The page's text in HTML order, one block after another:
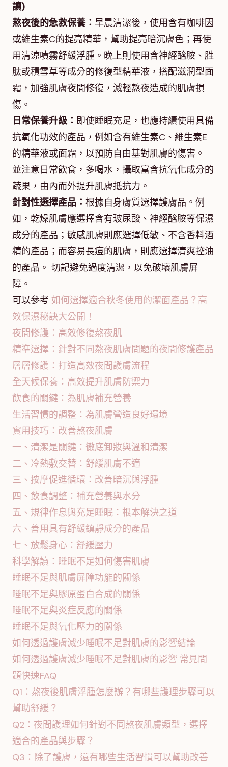
讀)
熬夜後的急救保養： 早晨清潔後，使用含有咖啡因
或維生素C的提亮精華，幫助提亮暗沉膚色；再使
用清涼噴霧舒緩浮腫。晚上則使用含神經醯胺、胜
肽或積雪草等成分的修復型精華液，搭配滋潤型面
霜，加強肌膚夜間修復，減輕熬夜造成的肌膚損
傷。
日常保養升級： 即使睡眠充足，也應持續使用具備
抗氧化功效的產品，例如含有維生素C、維生素E
的精華液或面霜，以預防自由基對肌膚的傷害。
並注意日常飲食，多喝水，攝取富含抗氧化成分的
蔬果，由內而外提升肌膚抵抗力。
針對性選擇產品： 根據自身膚質選擇護膚品。例
如，乾燥肌膚應選擇含有玻尿酸、神經醯胺等保濕
成分的產品；敏感肌膚則應選擇低敏、不含香料酒
精的產品；而容易長痘的肌膚，則應選擇清爽控油
的產品。 切記避免過度清潔，以免破壞肌膚屏
障。
可以參考 如何選擇適合秋冬使用的潔面產品？高
效保濕秘訣大公開！
夜間修護：高效修復熬夜肌
精準選擇：針對不同熬夜肌膚問題的夜間修護產品
層層修護：打造高效夜間護膚流程
全天候保養：高效提升肌膚防禦力
飲食的關鍵：為肌膚補充營養
生活習慣的調整：為肌膚營造良好環境
實用技巧：改善熬夜肌膚
一、清潔是關鍵：徹底卸妝與溫和清潔
二、冷熱敷交替：舒緩肌膚不適
三、按摩促進循環：改善暗沉與浮腫
四、飲食調整：補充營養與水分
五、規律作息與充足睡眠：根本解決之道
六、善用具有舒緩鎮靜成分的產品
七、放鬆身心：舒緩壓力
科學解讀：睡眠不足如何傷害肌膚
睡眠不足與肌膚屏障功能的關係
睡眠不足與膠原蛋白合成的關係
睡眠不足與炎症反應的關係
睡眠不足與氧化壓力的關係
如何透過護膚減少睡眠不足對肌膚的影響結論
如何透過護膚減少睡眠不足對肌膚的影響 常見問
題快速FAQ
Q1：熬夜後肌膚浮腫怎麼辦？有哪些護理步驟可以
幫助舒緩？
Q2：夜間護理如何針對不同熬夜肌膚類型，選擇
適合的產品與步驟？
Q3：除了護膚，還有哪些生活習慣可以幫助改善